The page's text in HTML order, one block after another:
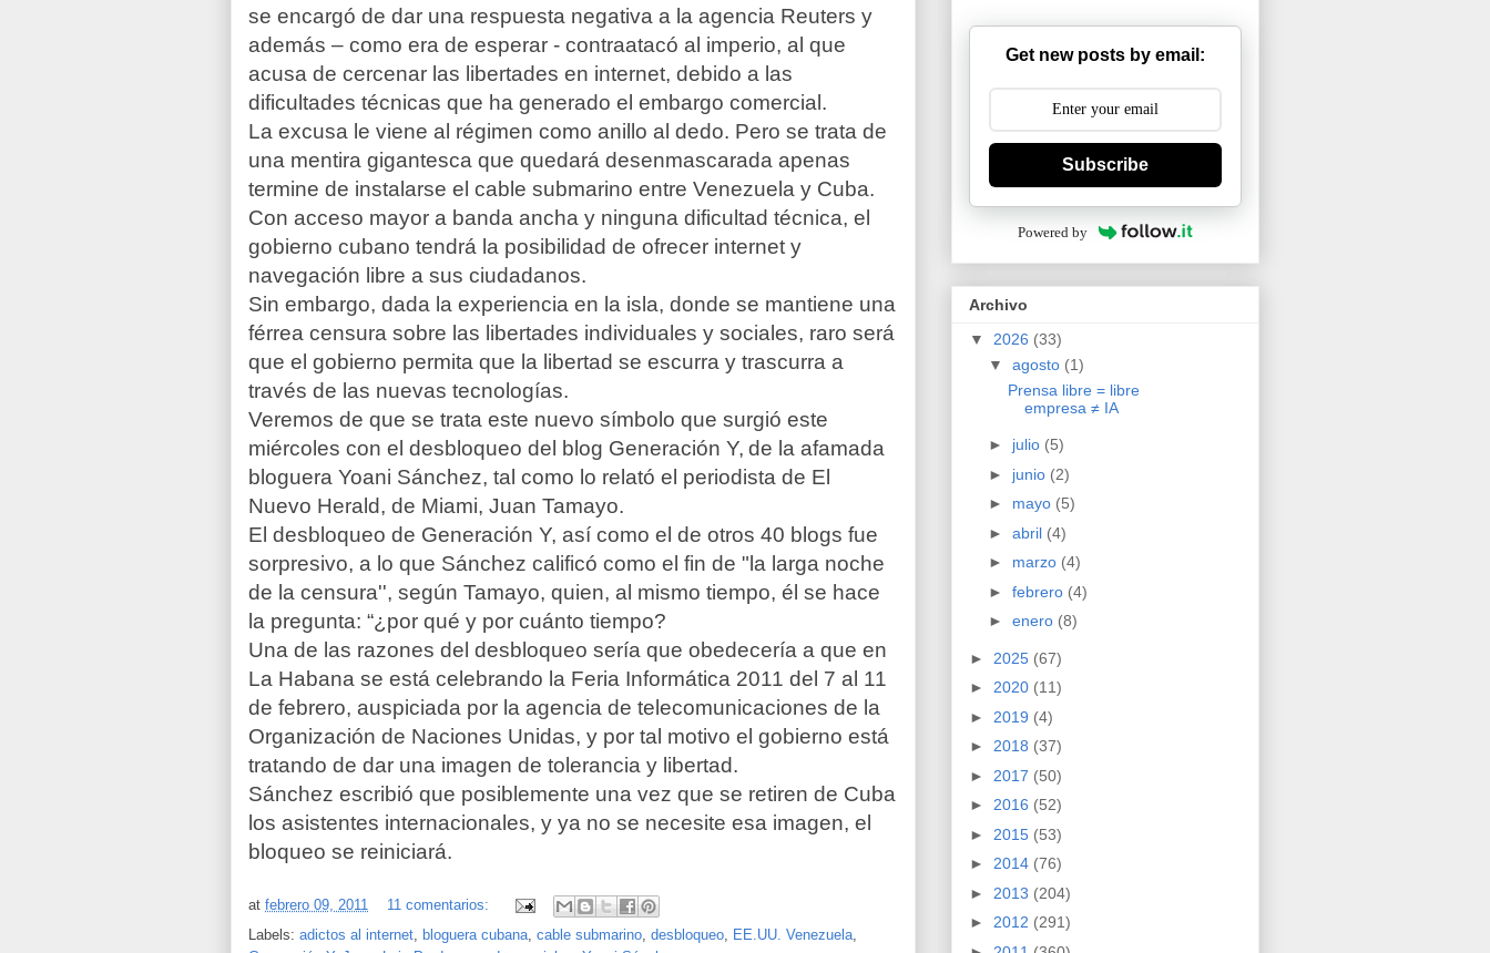
se encargó de dar una respuesta negativa a la agencia Reuters y
además – como era de esperar - contraatacó al imperio, al que
acusa de cercenar las libertades en internet, debido a las
dificultades técnicas que ha generado el embargo comercial.
La excusa le viene al régimen como anillo al dedo. Pero se trata de
una mentira gigantesca que quedará desenmascarada apenas
termine de instalarse el cable submarino entre Venezuela y Cuba.
Con acceso mayor a banda ancha y ninguna dificultad técnica, el
gobierno cubano tendrá la posibilidad de ofrecer internet y
navegación libre a sus ciudadanos.
Sin embargo, dada la experiencia en la isla, donde se mantiene una
férrea censura sobre las libertades individuales y sociales, raro será
que el gobierno permita que la libertad se escurra y trascurra a
través de las nuevas tecnologías.
Veremos de que se trata este nuevo símbolo que surgió este
miércoles con el desbloqueo del blog Generación Y, de la afamada
bloguera Yoani Sánchez, tal como lo relató el periodista de El
Nuevo Herald, de Miami, Juan Tamayo.
El desbloqueo de Generación Y, así como el de otros 40 blogs fue
sorpresivo, a lo que Sánchez calificó como el fin de "la larga noche
de la censura'', según Tamayo, quien, al mismo tiempo, él se hace
la pregunta: “¿por qué y por cuánto tiempo?
Una de las razones del desbloqueo sería que obedecería a que en
La Habana se está celebrando la Feria Informática 2011 del 7 al 11
de febrero, auspiciada por la agencia de telecomunicaciones de la
Organización de Naciones Unidas, y por tal motivo el gobierno está
tratando de dar una imagen de tolerancia y libertad.
Sánchez escribió que posiblemente una vez que se retiren de Cuba
los asistentes internacionales, y ya no se necesite esa imagen, el
bloqueo se reiniciará.
at febrero 09, 2011
11 comentarios:
Labels: adictos al internet bloguera cubana cable submarino desbloqueo EE.UU. Venezuela
Get new posts by email:
Subscribe
Powered by
Archivo
▼ 2026 (33)
▼ agosto (1)
Prensa libre = libre
empresa ≠ IA
► julio (5)
► junio (2)
► mayo (5)
► abril (4)
► marzo (4)
► febrero (4)
► enero (8)
► 2025 (67)
► 2020 (11)
► 2019 (4)
► 2018 (37)
► 2017 (50)
► 2016 (52)
► 2015 (53)
► 2014 (76)
► 2013 (204)
► 2012 (291)